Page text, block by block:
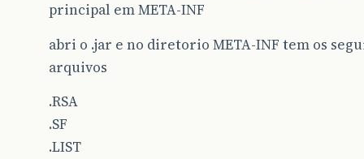
principal em META-INF
abri o .jar e no diretorio META-INF tem os
arquivos
.RSA
.SF
.LIST